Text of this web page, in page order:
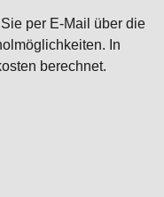
per E-Mail über die
In
berechnet.